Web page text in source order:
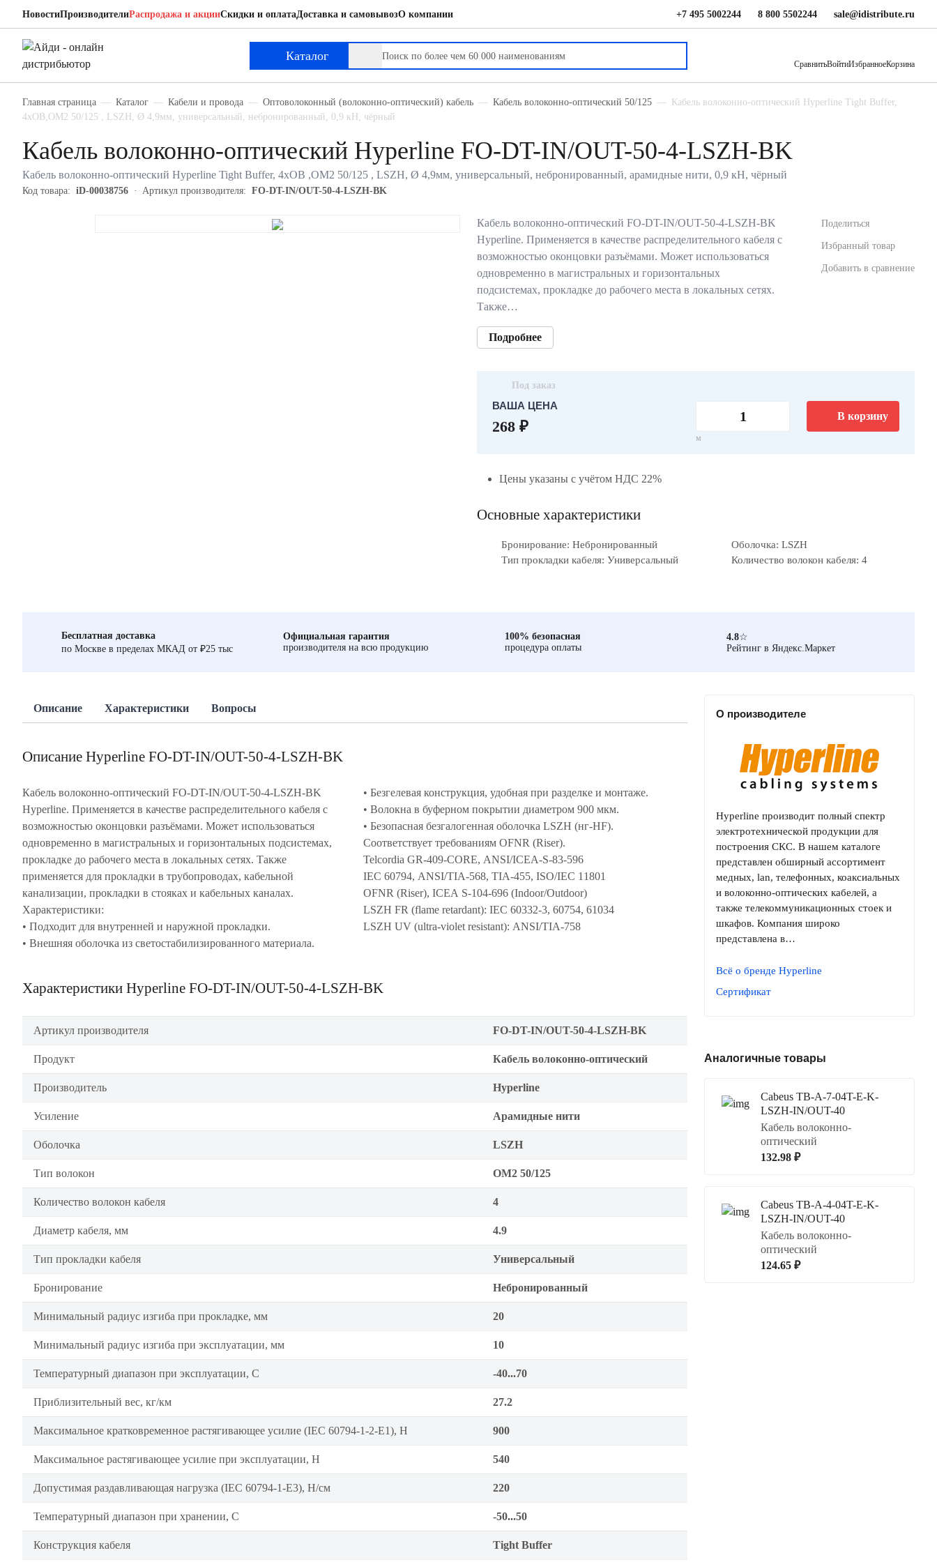
НовостиПроизводителиРаспродажа и акцииСкидки и оплатаДоставка и самовывозО компании +7 495 5002244 8 800 5502244 sale@idistribute.ru
Каталог
СравнитьВойтиИзбранноеКорзина
Главная страница Каталог Кабели и провода Оптоволоконный (волоконно-оптический) кабель Кабель волоконно-оптический 50/125
Кабель волоконно-оптический Hyperline Tight Buffer,
4хОВ,OM2 50/125 , LSZH, Ø 4,9мм, универсальный, небронированный, 0,9 кН, чёрный
Кабель волоконно-оптический Hyperline FO-DT-IN/OUT-50-4-LSZH-BK
Кабель волоконно-оптический Hyperline Tight Buffer, 4хОВ ,OM2 50/125 , LSZH, Ø 4,9мм, универсальный, небронированный, арамидные нити, 0,9 кН, чёрный
Код товара: iD-00038756 Артикул производителя: FO-DT-IN/OUT-50-4-LSZH-BK
Кабель волоконно-оптический FO-DT-IN/OUT-50-4-LSZH-BK
Hyperline. Применяется в качестве распределительного кабеля с
возможностью оконцовки разъёмами. Может использоваться
одновременно в магистральных и горизонтальных
подсистемах, прокладке до рабочего места в локальных сетях.
Также…
Подробнее
Поделиться
Избранный товар
Добавить в сравнение
Под заказ
ВАША ЦЕНА
268 ₽
м
В корзину
Цены указаны с учётом НДС 22%
Основные характеристики
Бронирование: Небронированный
Оболочка: LSZH
Тип прокладки кабеля: Универсальный
Количество волокон кабеля: 4
Бесплатная доставка
по Москве в пределах МКАД от ₽25 тыс
Официальная гарантия
производителя на всю продукцию
100% безопасная
процедура оплаты
4.8☆
Рейтинг в Яндекс.Маркет
Описание Характеристики Вопросы
Описание Hyperline FO-DT-IN/OUT-50-4-LSZH-BK
Кабель волоконно-оптический FO-DT-IN/OUT-50-4-LSZH-BK
Hyperline. Применяется в качестве распределительного кабеля с
возможностью оконцовки разъёмами. Может использоваться
одновременно в магистральных и горизонтальных подсистемах,
прокладке до рабочего места в локальных сетях. Также
применяется для прокладки в трубопроводах, кабельной
канализации, прокладки в стояках и кабельных каналах.
Характеристики:
• Подходит для внутренней и наружной прокладки.
• Внешняя оболочка из светостабилизированного материала.
• Безгелевая конструкция, удобная при разделке и монтаже.
• Волокна в буферном покрытии диаметром 900 мкм.
• Безопасная безгалогенная оболочка LSZH (нг-HF).
Соответствует требованиям OFNR (Riser).
Telcordia GR-409-CORE, ANSI/ICEA-S-83-596
IEC 60794, ANSI/TIA-568, TIA-455, ISO/IEC 11801
OFNR (Riser), ICEA S-104-696 (Indoor/Outdoor)
LSZH FR (flame retardant): IEC 60332-3, 60754, 61034
LSZH UV (ultra-violet resistant): ANSI/TIA-758
Характеристики Hyperline FO-DT-IN/OUT-50-4-LSZH-BK
Артикул производителя FO-DT-IN/OUT-50-4-LSZH-BK
Продукт Кабель волоконно-оптический
Производитель Hyperline
Усиление Арамидные нити
Оболочка LSZH
Тип волокон OM2 50/125
Количество волокон кабеля 4
Диаметр кабеля, мм 4.9
Тип прокладки кабеля Универсальный
Бронирование Небронированный
Минимальный радиус изгиба при прокладке, мм 20
Минимальный радиус изгиба при эксплуатации, мм 10
Температурный диапазон при эксплуатации, C -40...70
Приблизительный вес, кг/км 27.2
Максимальное кратковременное растягивающее усилие (IEC 60794-1-2-E1), Н 900
Максимальное растягивающее усилие при эксплуатации, Н 540
Допустимая раздавливающая нагрузка (IEC 60794-1-E3), Н/см 220
Температурный диапазон при хранении, C -50...50
Конструкция кабеля Tight Buffer
О производителе
Hyperline производит полный спектр
электротехнической продукции для
построения СКС. В нашем каталоге
представлен обширный ассортимент
медных, lan, телефонных, коаксиальных
и волоконно-оптических кабелей, а
также телекоммуникационных стоек и
шкафов. Компания широко
представлена в…
Всё о бренде Hyperline
Сертификат
Аналогичные товары
Cabeus TB-A-7-04T-E-K-
LSZH-IN/OUT-40
Кабель волоконно-
оптический
132.98 ₽
Cabeus TB-A-4-04T-E-K-
LSZH-IN/OUT-40
Кабель волоконно-
оптический
124.65 ₽
Hyperline FO-DT-IN/OUT-50-4-LSZH-BK
Кабель волоконно-оптический